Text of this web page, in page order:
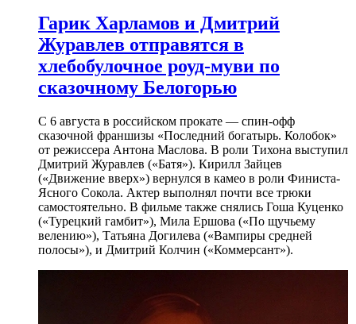
Гарик Харламов и Дмитрий
Журавлев отправятся в
хлебобулочное роуд-муви по
сказочному Белогорью
С 6 августа в российском прокате — спин-офф
сказочной франшизы «Последний богатырь. Колобок»
от режиссера Антона Маслова. В роли Тихона выступил
Дмитрий Журавлев («Батя»). Кирилл Зайцев
(«Движение вверх») вернулся в камео в роли Финиста-
Ясного Сокола. Актер выполнял почти все трюки
самостоятельно. В фильме также снялись Гоша Куценко
(«Турецкий гамбит»), Мила Ершова («По щучьему
велению»), Татьяна Догилева («Вампиры средней
полосы»), и Дмитрий Колчин («Коммерсант»).